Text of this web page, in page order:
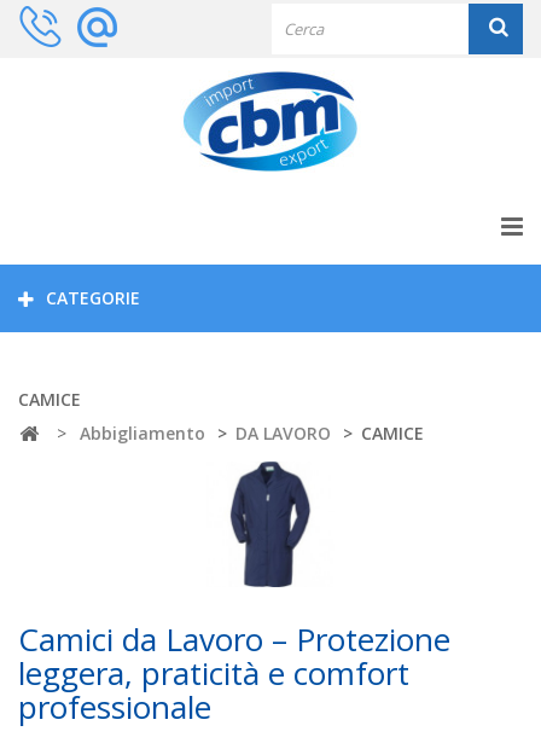
CATEGORIE
CAMICE
> Abbigliamento > DA LAVORO > CAMICE
Camici da Lavoro – Protezione
leggera, praticità e comfort
professionale